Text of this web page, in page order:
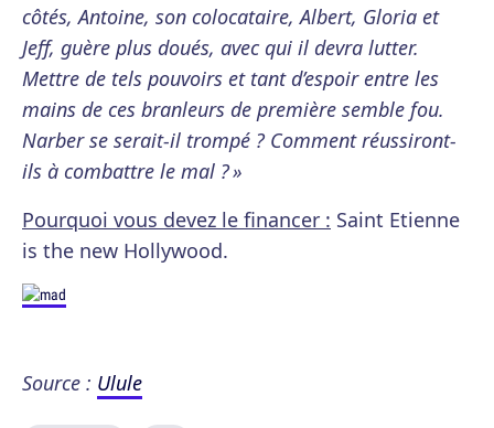
côtés, Antoine, son colocataire, Albert, Gloria et
Jeff, guère plus doués, avec qui il devra lutter.
Mettre de tels pouvoirs et tant d’espoir entre les
mains de ces branleurs de première semble fou.
Narber se serait-il trompé ? Comment réussiront-
ils à combattre le mal ? »
Pourquoi vous devez le financer : Saint Etienne
is the new Hollywood.
Source : Ulule